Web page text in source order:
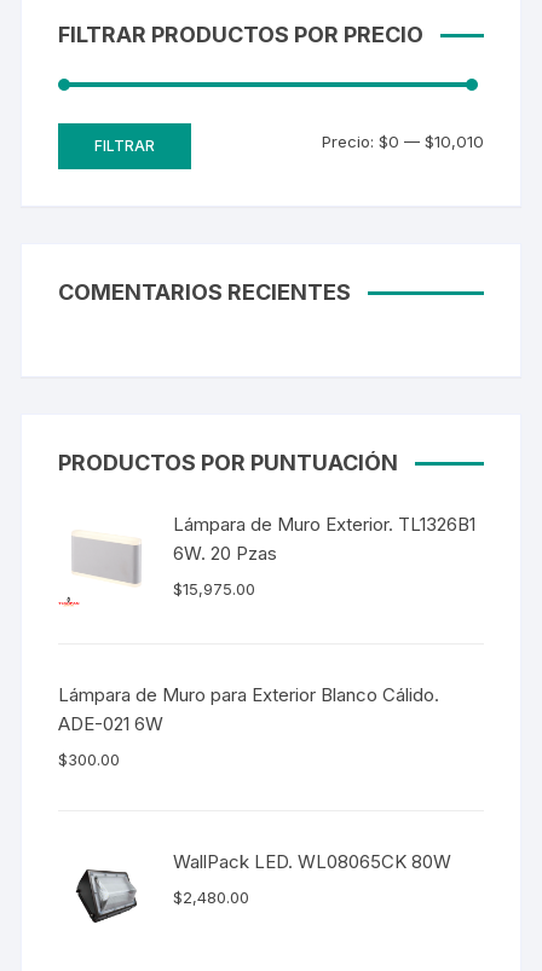
FILTRAR PRODUCTOS POR PRECIO
FILTRAR Precio: $0 — $10,010
COMENTARIOS RECIENTES
PRODUCTOS POR PUNTUACIÓN
Lámpara de Muro Exterior. TL1326B1
6W. 20 Pzas
$15,975.00
Lámpara de Muro para Exterior Blanco Cálido.
ADE-021 6W
$300.00
WallPack LED. WL08065CK 80W
$2,480.00